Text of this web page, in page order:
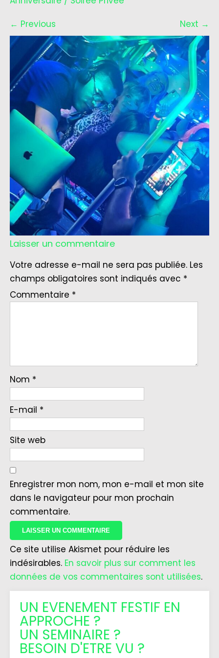
← Previous Next →
Laisser un commentaire
Votre adresse e-mail ne sera pas publiée. Les
champs obligatoires sont indiqués avec *
Commentaire *
Nom *
E-mail *
Site web
Enregistrer mon nom, mon e-mail et mon site
dans le navigateur pour mon prochain
commentaire.
Ce site utilise Akismet pour réduire les
indésirables. En savoir plus sur comment les
données de vos commentaires sont utilisées.
UN EVENEMENT FESTIF EN
APPROCHE ?
UN SEMINAIRE ?
BESOIN D'ETRE VU ?